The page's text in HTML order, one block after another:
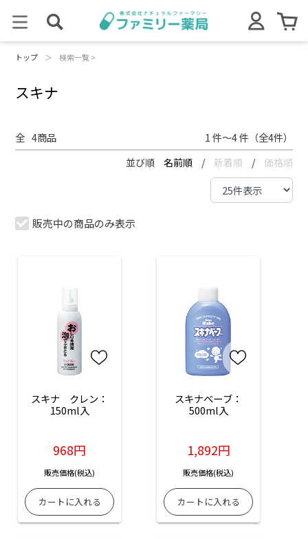
トップ ＞ 検索一覧 >
スキナ
全 4商品 1 件～4 件（全4件）
並び順 名前順 / 新着順 / 価格順
販売中の商品のみ表示
スキナ　クレン：
150ml入
968円
販売価格(税込)
スキナベーブ：
500ml入
1,892円
販売価格(税込)